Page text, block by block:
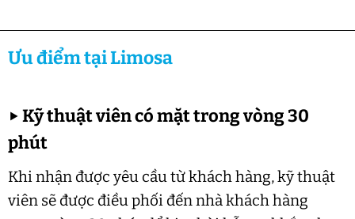
Ưu điểm tại Limosa
▶Kỹ thuật viên có mặt trong vòng 30
phút
Khi nhận được yêu cầu từ khách hàng, kỹ thuật
viên sẽ được điều phối đến nhà khách hàng